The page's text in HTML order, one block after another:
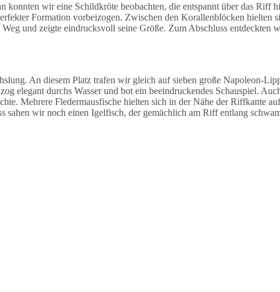
konnten wir eine Schildkröte beobachten, die entspannt über das Riff
Formation vorbeizogen. Zwischen den Korallenblöcken hielten
und zeigte eindrucksvoll seine Größe. Zum Abschluss entdeckten
An diesem Platz trafen wir gleich auf sieben große Napoleon-
elegant durchs Wasser und bot ein beeindruckendes Schauspiel.
Mehrere Fledermausfische hielten sich in der Nähe der Riffkante
wir noch einen Igelfisch, der gemächlich am Riff entlang